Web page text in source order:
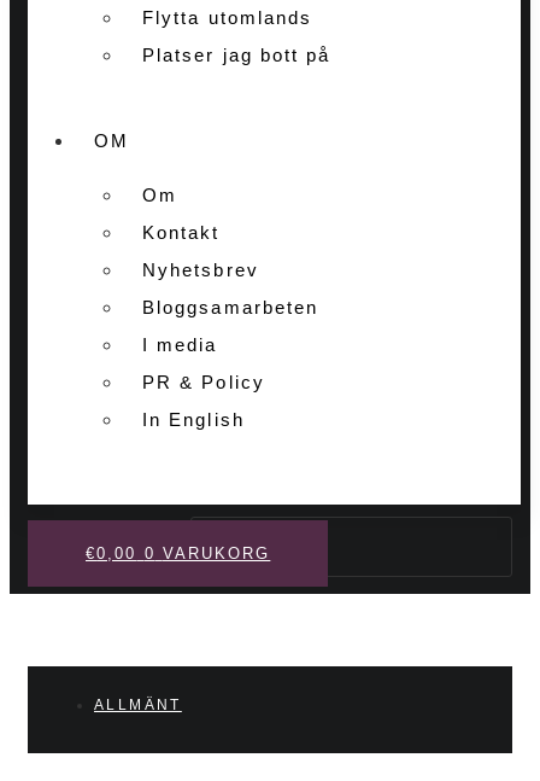
Flytta utomlands
Platser jag bott på
OM
Om
Kontakt
Nyhetsbrev
Bloggsamarbeten
I media
PR & Policy
In English
Sök
€0,00 0 VARUKORG
ALLMÄNT